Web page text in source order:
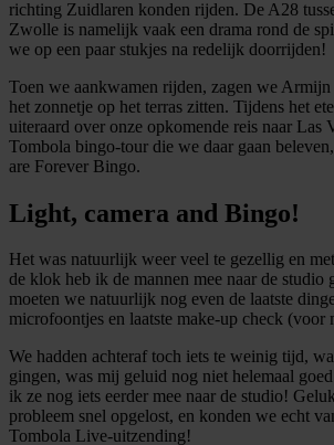
richting Zuidlaren konden rijden. De A28
Zwolle is namelijk vaak een drama rond de
we op een paar stukjes na redelijk doorrijden!
Toen we aankwamen rijden, zagen we
het zonnetje op het terras zitten. Tijdens het
uiteraard over onze opkomende reis naar Las
Tombola bingo-tour die we daar gaan
are Forever Bingo.
Light, camera and Bingo!
Het was natuurlijk weer veel te gezellig en
de klok heb ik de mannen mee naar de studio
moeten we natuurlijk nog even de laatste
microfoontjes en laatste make-up check (voor
We hadden achteraf toch iets te weinig tijd,
gingen, was mij geluid nog niet helemaal
ik ze nog iets eerder mee naar de studio!
probleem snel opgelost, en konden we echt
Tombola Live-uitzending!